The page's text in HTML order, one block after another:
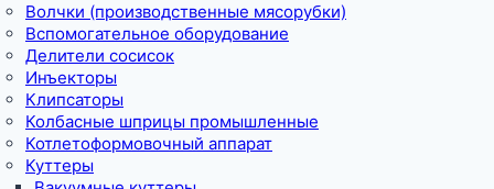
Волчки (производственные мясорубки)
Вспомогательное оборудование
Делители сосисок
Инъекторы
Клипсаторы
Колбасные шприцы промышленные
Котлетоформовочный аппарат
Куттеры